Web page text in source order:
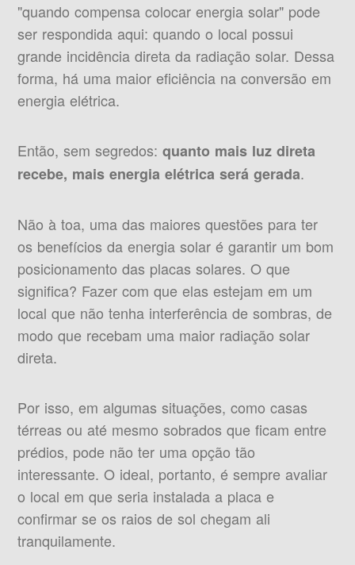
"quando compensa colocar energia solar" pode
ser respondida aqui: quando o local possui
grande incidência direta da radiação solar. Dessa
forma, há uma maior eficiência na conversão em
energia elétrica.
Então, sem segredos:quanto mais luz direta
recebe, mais energia elétrica será gerada.
Não à toa, uma das maiores questões para ter
os benefícios da energia solar é garantir um bom
posicionamento das placas solares. O que
significa? Fazer com que elas estejam em um
local que não tenha interferência de sombras, de
modo que recebam uma maior radiação solar
direta.
Por isso, em algumas situações, como casas
térreas ou até mesmo sobrados que ficam entre
prédios, pode não ter uma opção tão
interessante. O ideal, portanto, é sempre avaliar
o local em que seria instalada a placa e
confirmar se os raios de sol chegam ali
tranquilamente.